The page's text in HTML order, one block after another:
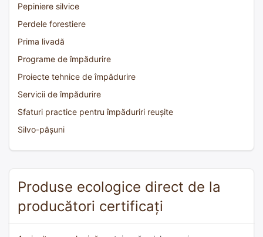
Pepiniere silvice
Perdele forestiere
Prima livadă
Programe de împădurire
Proiecte tehnice de împădurire
Servicii de împădurire
Sfaturi practice pentru împăduriri reușite
Silvo-pășuni
Produse ecologice direct de la
producători certificați